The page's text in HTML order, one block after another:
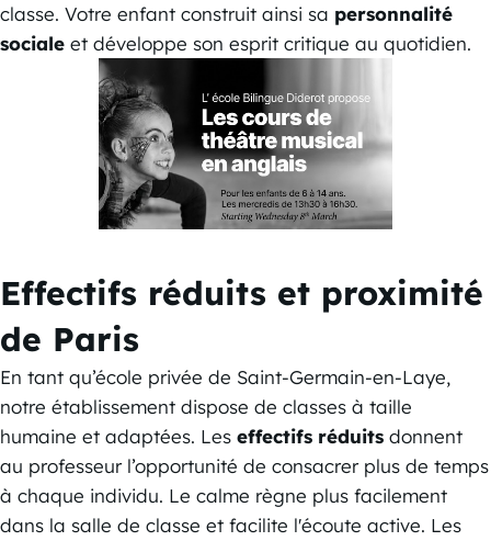
classe. Votre enfant construit ainsi sa personnalité
sociale et développe son esprit critique au quotidien.
Effectifs réduits et proximité
de Paris
En tant qu’école privée de Saint-Germain-en-Laye,
notre établissement dispose de classes à taille
humaine et adaptées. Les effectifs réduits donnent
au professeur l’opportunité de consacrer plus de temps
à chaque individu. Le calme règne plus facilement
dans la salle de classe et facilite l'écoute active. Les